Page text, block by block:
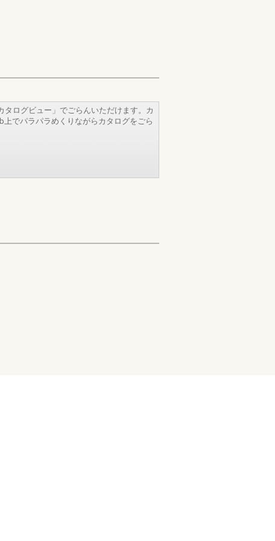
タログビュー」でごらんいただけます。カ
上でパラパラめくりながらカタログをごら